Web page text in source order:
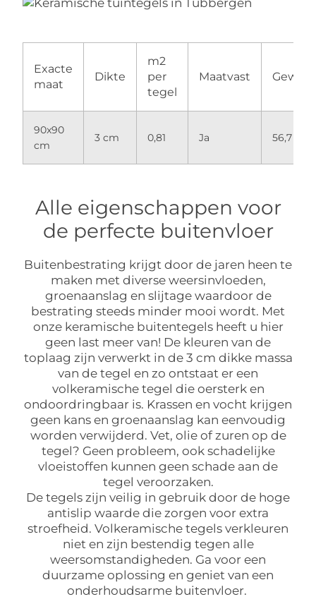
Exacte
maat
Dikte
m2
per
tegel
Maatvast
90x90
cm
3 cm 0,81 Ja 56,7 kg
Alle eigenschappen voor
de perfecte buitenvloer
Buitenbestrating krijgt door de jaren heen te
maken met diverse weersinvloeden,
groenaanslag en slijtage waardoor de
bestrating steeds minder mooi wordt. Met
onze keramische buitentegels heeft u hier
geen last meer van! De kleuren van de
toplaag zijn verwerkt in de 3 cm dikke massa
van de tegel en zo ontstaat er een
volkeramische tegel die oersterk en
ondoordringbaar is. Krassen en vocht krijgen
geen kans en groenaanslag kan eenvoudig
worden verwijderd. Vet, olie of zuren op de
tegel? Geen probleem, ook schadelijke
vloeistoffen kunnen geen schade aan de
tegel veroorzaken.
De tegels zijn veilig in gebruik door de hoge
antislip waarde die zorgen voor extra
stroefheid. Volkeramische tegels verkleuren
niet en zijn bestendig tegen alle
weersomstandigheden. Ga voor een
duurzame oplossing en geniet van een
onderhoudsarme buitenvloer.